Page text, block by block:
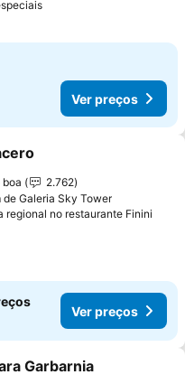
Ver preços
aos favoritos
2.762
de Galeria Sky Tower
regional no restaurante Finini
Ver preços
aos favoritos
Garbarnia